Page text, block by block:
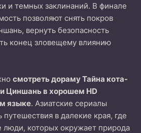
и темных заклинаний. В финале
позволяют снять покров
вернуть безопасность
конец зловещему влиянию
смотреть дораму Тайна кота-
Циншань в хорошем HD
языке. Азиатские сериалы
в далекие края, где
люди, которых окружает природа